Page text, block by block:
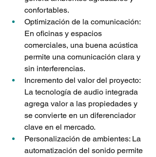
confortables.
Optimización de la comunicación:
En oficinas y espacios
comerciales, una buena acústica
permite una comunicación clara y
sin interferencias.
Incremento del valor del proyecto:
La tecnología de audio integrada
agrega valor a las propiedades y
se convierte en un diferenciador
clave en el mercado.
Personalización de ambientes: La
automatización del sonido permite